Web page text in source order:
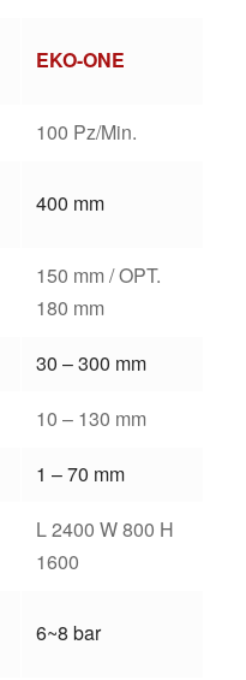
EKO-ONE
100 Pz/Min.
400 mm
150 mm / OPT.
180 mm
30 – 300 mm
10 – 130 mm
1 – 70 mm
L 2400 W 800 H
1600
6~8 bar